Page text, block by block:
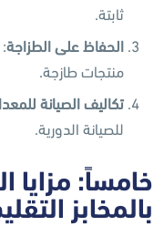
ثابتة.
الحفاظ على الطزاجة:
منتجات طازجة.
تكاليف الصيانة
للصيانة الدورية.
خامساً: مزايا
بالمخابز